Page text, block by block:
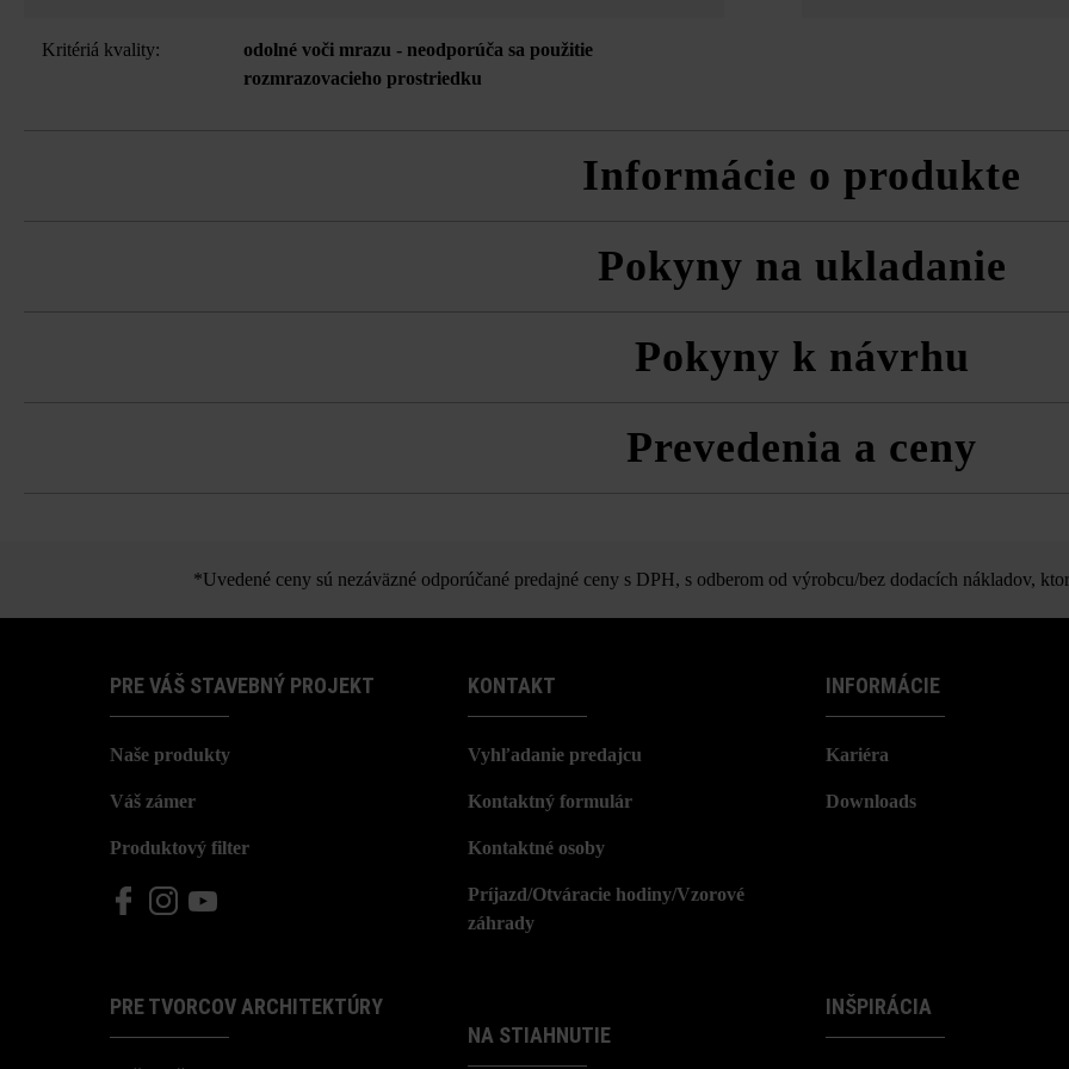
Kritériá kvality:
odolné voči mrazu - neodporúča sa použitie
rozmrazovacieho prostriedku
Informácie o produkte
Spotreba plniaceho betónu na univerzálnu tvárnicu Standard cca 9,9 l.
Dodržujte prosím pokyny na inštaláciu a technické listy produktov v rámci sekcie Stavebné tipy/služby.
Pokyny na ukladanie
Na dosiahnutie čo najlepšej farebnej jednoty sa tvárnice režú na menšie veľkosti. Skrátia sa o šírku rezu.
Pokyny k návrhu
Prevedenia a ceny
*Uvedené ceny sú nezáväzné odporúčané predajné ceny s DPH, s odberom od výrobcu/bez dodacích nákladov,
PRE VÁŠ STAVEBNÝ PROJEKT
Naše produkty
Váš zámer
Produktový filter
PRE TVORCOV ARCHITEKTÚRY
KONTAKT
Vyhľadanie predajcu
Kontaktný formulár
Kontaktné osoby
Príjazd/Otváracie hodiny/Vzorové
záhrady
NA STIAHNUTIE
INFORMÁCIE
Kariéra
Downloads
INŠPIRÁCIA